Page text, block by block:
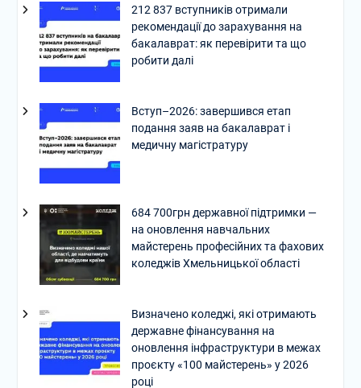
212 837 вступників отримали
рекомендації до зарахування на
бакалаврат: як перевірити та що
робити далі
Вступ–2026: завершився етап
подання заяв на бакалаврат і
медичну магістратуру
684 700грн державної підтримки —
на оновлення навчальних
майстерень професійних та фахових
коледжів Хмельницької області
Визначено коледжі, які отримають
державне фінансування на
оновлення інфраструктури в межах
проєкту «100 майстерень» у 2026
році